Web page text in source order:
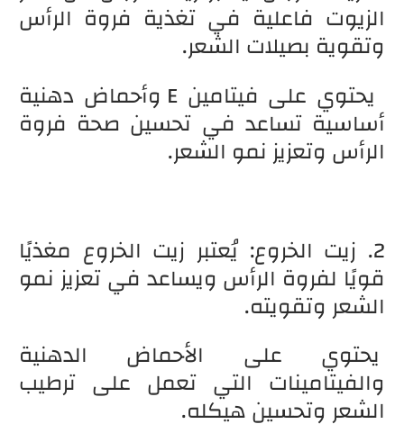
الزيوت فاعلية في تغذية فروة الرأس
وتقوية بصيلات الشعر.
يحتوي على فيتامين E وأحماض دهنية
أساسية تساعد في تحسين صحة فروة
الرأس وتعزيز نمو الشعر.
2. زيت الخروع: يُعتبر زيت الخروع مغذيًا
قويًا لفروة الرأس ويساعد في تعزيز نمو
الشعر وتقويته.
يحتوي على الأحماض الدهنية
والفيتامينات التي تعمل على ترطيب
الشعر وتحسين هيكله.